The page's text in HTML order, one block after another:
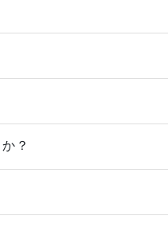
？